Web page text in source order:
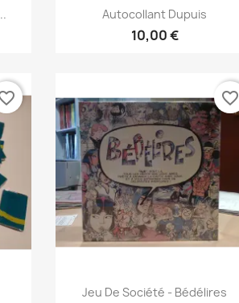
Vis her
Autocollant Dupuis
10,00 €
Vis her
Jeu De Société - Bédélires
favorite_border